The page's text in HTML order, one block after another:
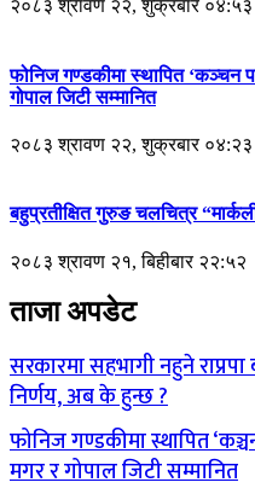
२०८३ श्रावण २२, शुक्रबार ०४:५३
फोनिज गण्डकीमा स्थापित ‘कञ्चन
गोपाल जिटी सम्मानित
२०८३ श्रावण २२, शुक्रबार ०४:२३
बहुप्रतीक्षित गुरुङ चलचित्र
२०८३ श्रावण २१, बिहीबार २२:५२
ताजा अपडेट
सरकारमा सहभागी नहुने
निर्णय, अब के हुन्छ ?
फोनिज गण्डकीमा स्थापित
मगर र गोपाल जिटी सम्मानित